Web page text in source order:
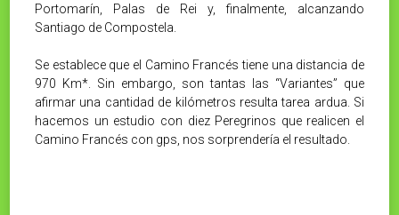
Portomarín, Palas de Rei y, finalmente, alcanzando
Santiago de Compostela.
Se establece que el Camino Francés tiene una distancia de
970 Km*. Sin embargo, son tantas las “Variantes” que
afirmar una cantidad de kilómetros resulta tarea ardua. Si
hacemos un estudio con diez Peregrinos que realicen el
Camino Francés con gps, nos sorprendería el resultado.